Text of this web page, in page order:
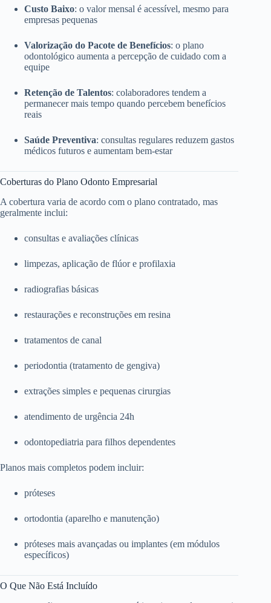
Custo Baixo: o valor mensal é acessível, mesmo para
empresas pequenas
Valorização do Pacote de Benefícios: o plano
odontológico aumenta a percepção de cuidado com a
equipe
Retenção de Talentos: colaboradores tendem a
permanecer mais tempo quando percebem benefícios
reais
Saúde Preventiva: consultas regulares reduzem gastos
médicos futuros e aumentam bem-estar
Coberturas do Plano Odonto Empresarial
A cobertura varia de acordo com o plano contratado, mas
geralmente inclui:
consultas e avaliações clínicas
limpezas, aplicação de flúor e profilaxia
radiografias básicas
restaurações e reconstruções em resina
tratamentos de canal
periodontia (tratamento de gengiva)
extrações simples e pequenas cirurgias
atendimento de urgência 24h
odontopediatria para filhos dependentes
Planos mais completos podem incluir:
próteses
ortodontia (aparelho e manutenção)
próteses mais avançadas ou implantes (em módulos
específicos)
O Que Não Está Incluído